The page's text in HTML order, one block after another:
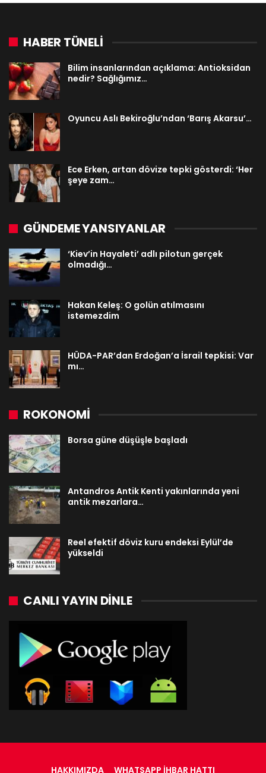
HABER TÜNELİ
Bilim insanlarından açıklama: Antioksidan
nedir? Sağlığımız…
Oyuncu Aslı Bekiroğlu’ndan ‘Barış Akarsu’…
Ece Erken, artan dövize tepki gösterdi: ‘Her
şeye zam…
GÜNDEME YANSIYANLAR
‘Kiev’in Hayaleti’ adlı pilotun gerçek
olmadığı…
Hakan Keleş: O golün atılmasını
istemezdim
HÜDA-PAR’dan Erdoğan’a İsrail tepkisi: Var
mı…
ROKONOMİ
Borsa güne düşüşle başladı
Antandros Antik Kenti yakınlarında yeni
antik mezarlara…
Reel efektif döviz kuru endeksi Eylül’de
yükseldi
CANLI YAYIN DINLE
HAKKIMIZDA WHATSAPP İHBAR HATTI